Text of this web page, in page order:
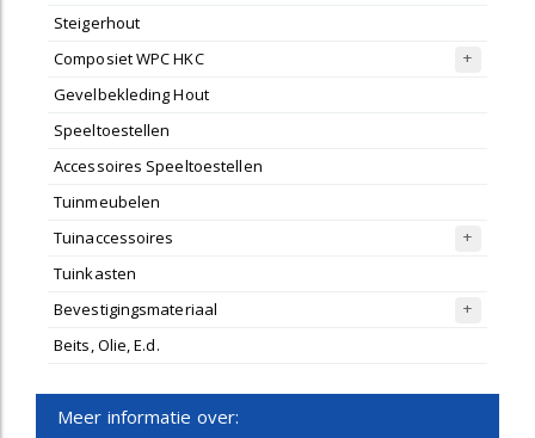
Steigerhout
Composiet WPC HKC
Gevelbekleding Hout
Speeltoestellen
Accessoires Speeltoestellen
Tuinmeubelen
Tuinaccessoires
Tuinkasten
Bevestigingsmateriaal
Beits, Olie, E.d.
Meer informatie over: